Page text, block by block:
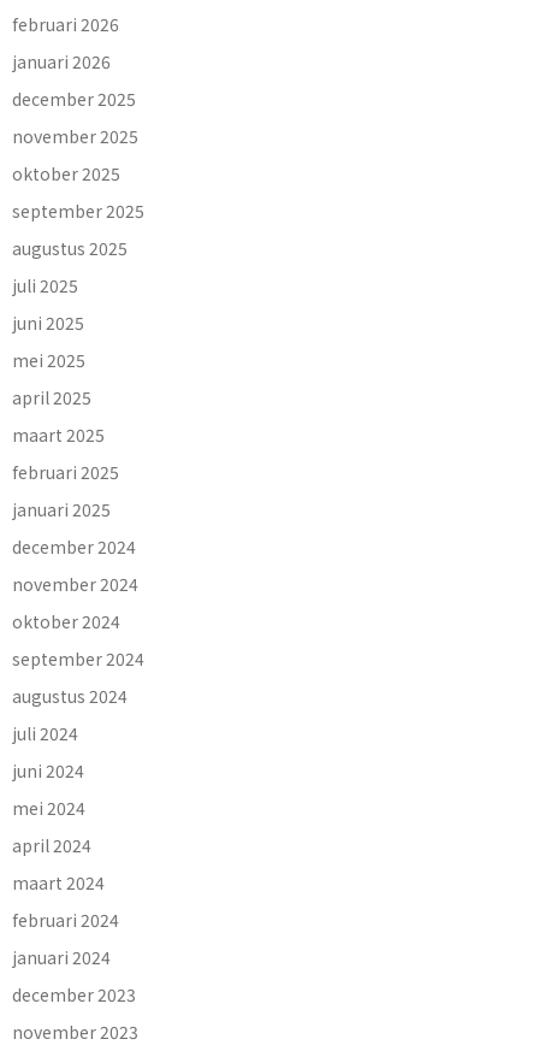
februari 2026
januari 2026
december 2025
november 2025
oktober 2025
september 2025
augustus 2025
juli 2025
juni 2025
mei 2025
april 2025
maart 2025
februari 2025
januari 2025
december 2024
november 2024
oktober 2024
september 2024
augustus 2024
juli 2024
juni 2024
mei 2024
april 2024
maart 2024
februari 2024
januari 2024
december 2023
november 2023